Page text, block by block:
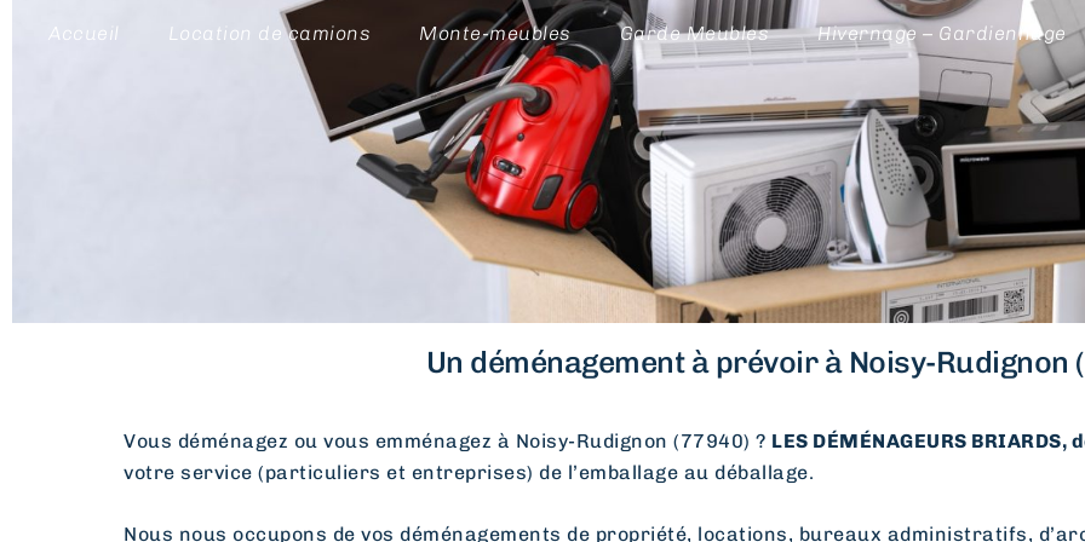
Accueil Location de camions Monte-meubles Garde Meubles Hivernage – Gardiennage
Un déménagement à prévoir à Noisy-Rudignon
Vous déménagez ou vous emménagez à Noisy-Rudignon (77940) ? LES DÉMÉNAGEURS
votre service (particuliers et entreprises) de l’emballage au déballage.
Nous nous occupons de vos déménagements de propriété, locations, bureaux administratifs,